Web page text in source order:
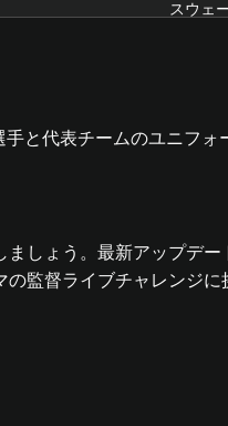
スウェ
ましょう。最新アップ
監督ライブチャレンジ